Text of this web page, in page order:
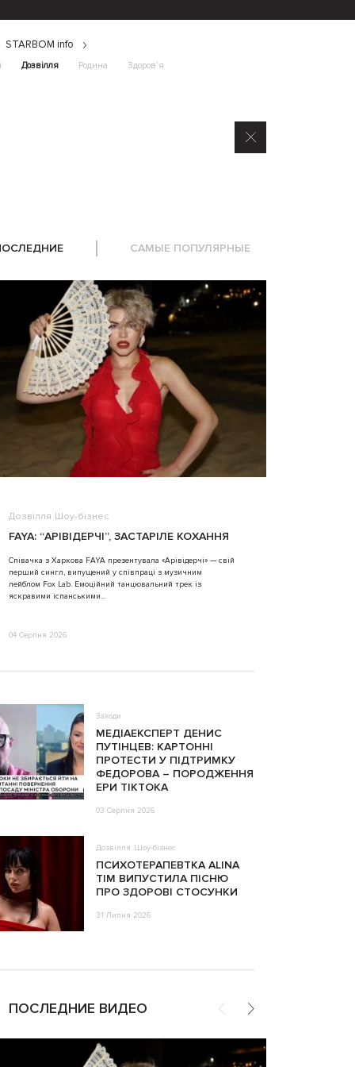
Дозвілля Родина Здоров’я
STARBOM info
САМЫЕ ПОПУЛЯРНЫЕ
Дозвілля Шоу-бізнес
FAYA: “АРІВІДЕРЧІ”, ЗАСТАРІЛЕ КОХАННЯ
Співачка з Харкова FAYA презентувала «Арівідерчі» — свій
перший сингл, випущений у співпраці з музичним
лейблом Fox Lab. Емоційний танцювальний трек із
яскравими іспанськими...
04 Серпня 2026
Заходи
МЕДІАЕКСПЕРТ ДЕНИС
ПУТІНЦЕВ: КАРТОННІ
ПРОТЕСТИ У ПІДТРИМКУ
ФЕДОРОВА – ПОРОДЖЕННЯ
ЕРИ ТІКТОКА
03 Серпня 2026
Дозвілля Шоу-бізнес
ПСИХОТЕРАПЕВТКА ALINA
TIM ВИПУСТИЛА ПІСНЮ
ПРО ЗДОРОВІ СТОСУНКИ
31 Липня 2026
ПОСЛЕДНИЕ ВИДЕО